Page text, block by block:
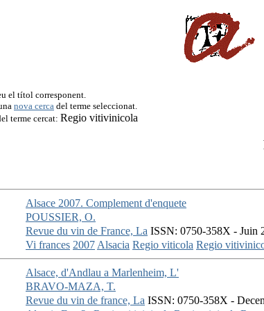
el títol corresponent.
nova cerca del terme seleccionat.
terme cercat: Regio vitivinicola
Alsace 2007. Complement d'enquete
POUSSIER, O.
Revue du vin de France, La ISSN: 0750-358X - Juin
Vi frances 2007Alsacia Regio viticola Regio
Alsace, d'Andlau a Marlenheim, L'
BRAVO-MAZA, T.
Revue du vin de france, La ISSN: 0750-358X -